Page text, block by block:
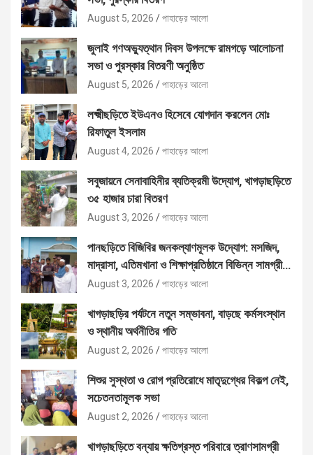
August 5, 2026 পাহাড়ের আলো
জুলাই গণঅভ্যুত্থান দিবস উপলক্ষে রামগড়ে আলোচনা
সভা ও পুরস্কার বিতরণী অনুষ্ঠিত
August 5, 2026 পাহাড়ের আলো
লক্ষ্মীছড়িতে ইউএনও হিসেবে যোগদান করলেন মোঃ
রিফাতুল ইসলাম
August 4, 2026 পাহাড়ের আলো
সবুজায়নে সেনাবাহিনীর ব্যতিক্রমী উদ্যোগ, খাগড়াছড়িতে
৩৫ হাজার চারা বিতরণ
August 3, 2026 পাহাড়ের আলো
পানছড়িতে বিজিবির জনকল্যাণমূলক উদ্যোগ: মসজিদ,
মাদ্রাসা, এতিমখানা ও শিক্ষাপ্রতিষ্ঠানে বিভিন্ন সামগ্রী
বিতরণ
August 3, 2026 পাহাড়ের আলো
খাগড়াছড়ির পর্যটনে নতুন সম্ভাবনা, বাড়ছে কর্মসংস্থান
ও স্থানীয় অর্থনীতির গতি
August 2, 2026 পাহাড়ের আলো
শিশুর সুস্থতা ও রোগ প্রতিরোধে মাতৃদুগ্ধের বিকল্প নেই,
সচেতনতামূলক সভা
August 2, 2026 পাহাড়ের আলো
খাগড়াছড়িতে বন্যায় ক্ষতিগ্রস্ত পরিবারে ত্রাণসামগ্রী